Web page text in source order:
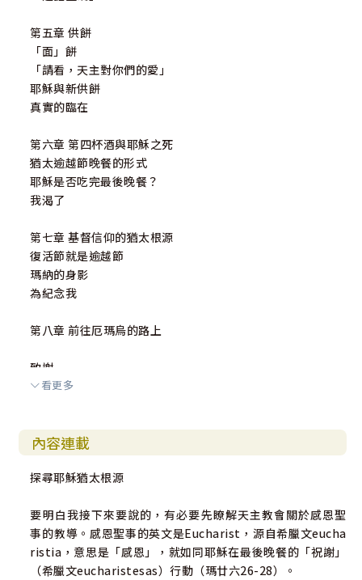
第五章 供餅
「面」餅
「請看，天主對你們的愛」
耶穌與新供餅
真實的臨在
第六章 第四杯酒與耶穌之死
猶太逾越節晚餐的形式
耶穌是否吃完最後晚餐？
我渴了
第七章 基督信仰的猶太根源
復活節就是逾越節
瑪納的身影
為紀念我
第八章 前往厄瑪烏的路上
致謝
研讀指南
看更多
內容連載
探尋耶穌猶太根源
要明白我接下來要說的，有必要先瞭解天主教會關於感恩聖
事的教導。感恩聖事的英文是Eucharist，源自希臘文eucha
ristia，意思是「感恩」，就如同耶穌在最後晚餐的「祝謝」
（希臘文eucharistesas）行動（瑪廿六26-28）。